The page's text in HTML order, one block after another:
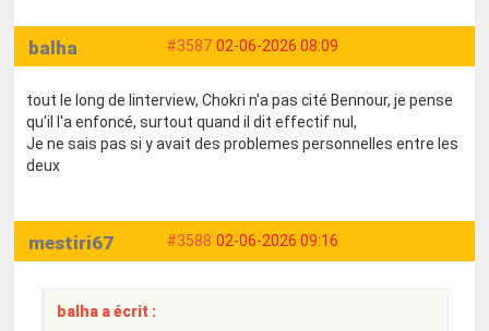
#3587 02-06-2026 08:09
balha
tout le long de linterview, Chokri n'a pas cité Bennour, je pense
qu'il l'a enfoncé, surtout quand il dit effectif nul,
Je ne sais pas si y avait des problemes personnelles entre les
deux
#3588 02-06-2026 09:16
mestiri67
balha a écrit :